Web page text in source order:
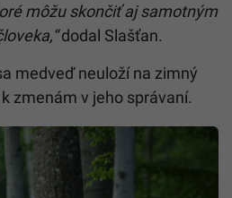
môžu skončiť aj samotným
dodal Slašťan.
medveď neuloží na zimný
zmenám v jeho správaní.